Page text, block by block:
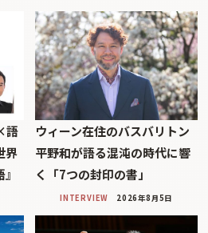
語
界
ウィーン在住のバスバリトン
平野和が語る混沌の時代に響
く「7つの封印の書」
INTERVIEW 2026年8月5日